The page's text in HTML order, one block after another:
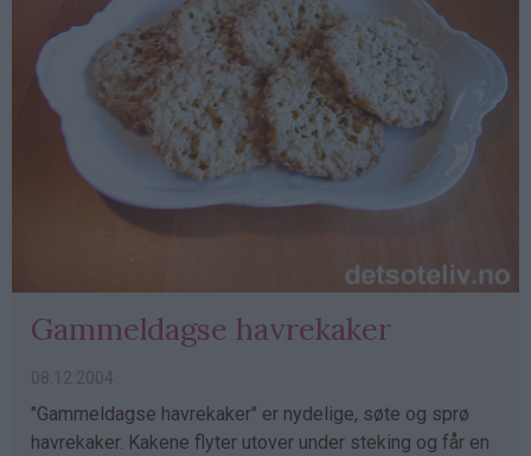
Gammeldagse havrekaker
08.12.2004
"Gammeldagse havrekaker" er nydelige, søte og sprø
havrekaker. Kakene flyter utover under steking og får en